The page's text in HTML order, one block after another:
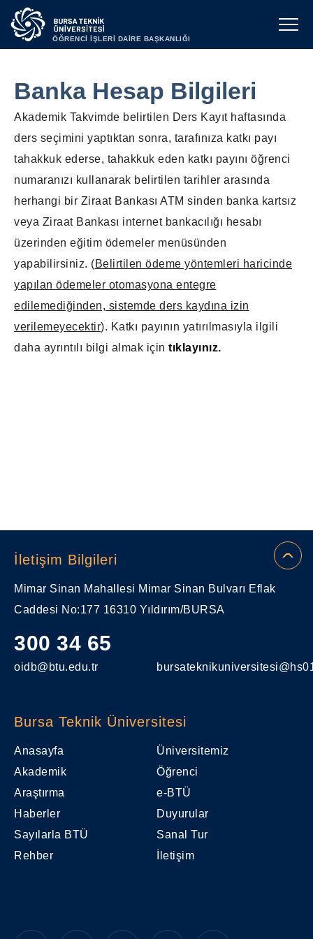
ÖĞRENCİ İŞLERİ DAİRE BAŞKANLIĞI
Banka Hesap Bilgileri
Akademik Takvimde belirtilen Ders Kayıt haftasında
ders seçimini yaptıktan sonra, tarafınıza katkı payı
tahakkuk ederse, tahakkuk eden katkı payını öğrenci
numaranızı kullanarak belirtilen tarihler arasında
herhangi bir Ziraat Bankası ATM sinden banka kartsız
veya Ziraat Bankası internet bankacılığı hesabı
üzerinden eğitim ödemeler menüsünden
yapabilirsiniz. (Belirtilen ödeme yöntemleri haricinde
yapılan ödemeler otomasyona entegre
edilemediğinden, sistemde ders kaydına izin
verilemeyecektir). Katkı payının yatırılmasıyla ilgili
daha ayrıntılı bilgi almak için tıklayınız.
İletişim Bilgileri
Mimar Sinan Mahallesi Mimar Sinan Bulvarı Eflak
Caddesi No:177 16310 Yıldırım/BURSA
300 34 65
oidb@btu.edu.tr
Bursa Teknik Üniversitesi
Anasayfa
Üniversitemiz
Akademik
Öğrenci
Araştırma
e-BTÜ
Haberler
Duyurular
Sayılarla BTÜ
Sanal Tur
Rehber
İletişim